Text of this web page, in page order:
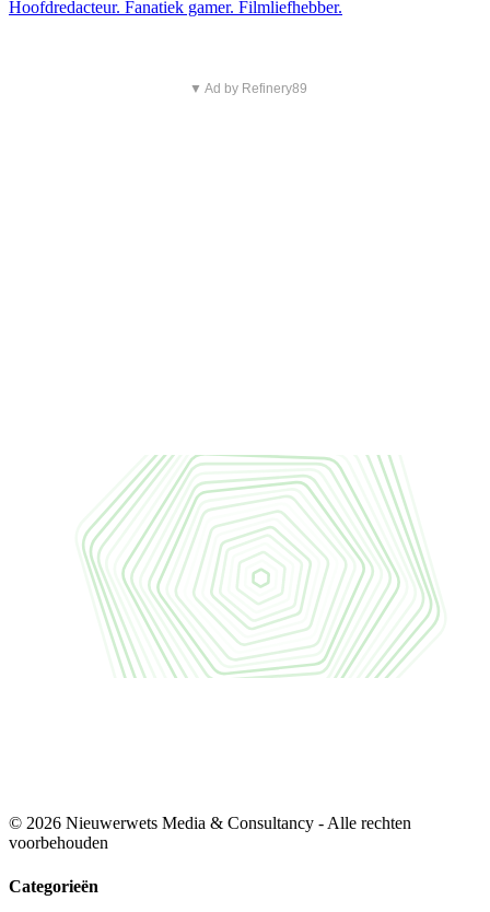
Hoofdredacteur. Fanatiek gamer. Filmliefhebber.
▼ Ad by Refinery89
© 2026 Nieuwerwets Media & Consultancy - Alle rechten
voorbehouden
Categorieën